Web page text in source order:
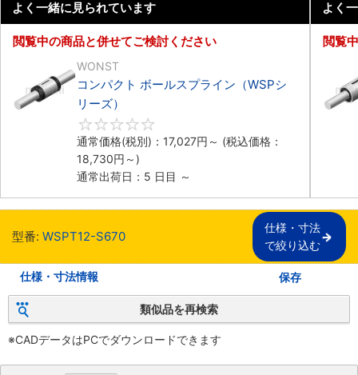
よく一緒に見られています
閲覧中の商品と併せてご検討ください
WONST
コンパクト ボールスプライン（WSPシ
リーズ）
通常価格(税別)： 17,027円 ～ (税込価格：
18,730円 ～)
通常出荷日：5 日目 ～
よく
閲覧
型番: WSPT12-S670
仕様・寸法
で絞り込む
仕様・寸法情報 保存
類似品を再検索
※CADデータはPCでダウンロードできます